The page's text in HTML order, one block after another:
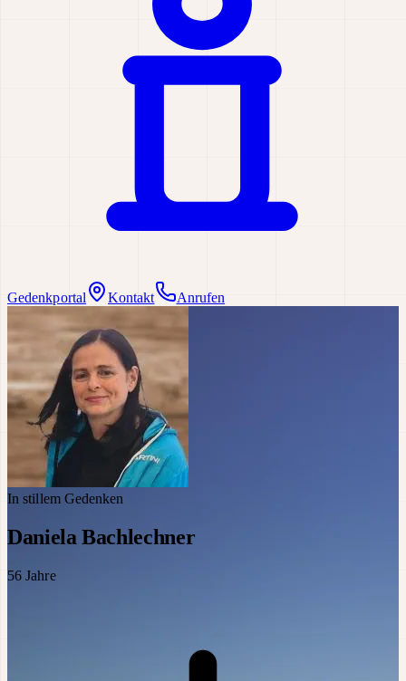
Gedenkportal Kontakt Anrufen
In stillem Gedenken
Daniela Bachlechner
56 Jahre